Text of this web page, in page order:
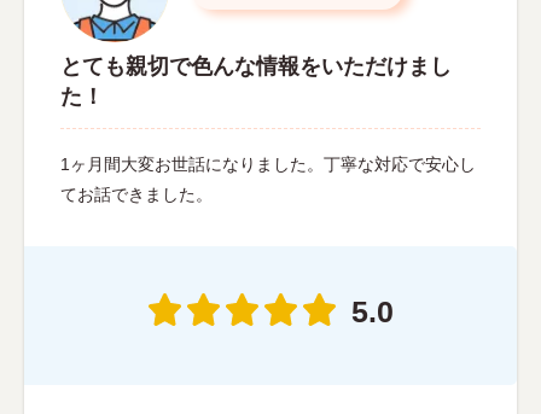
とても親切で色んな情報をいただけまし
た！
1ヶ月間大変お世話になりました。丁寧な対応で安心し
てお話できました。
5.0